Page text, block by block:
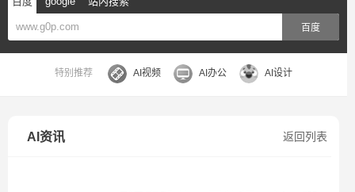
百度
特别推荐 AI视频 AI办公 AI设计
返回列表
AI资讯